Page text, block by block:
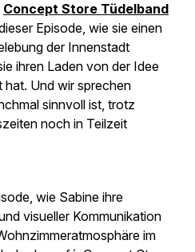
Concept Store Tüdelband
Episode, wie sie einen
der Innenstadt
ihren Laden von der Idee
hat. Und wir sprechen
sinnvoll ist, trotz
noch in Teilzeit
wie Sabine ihre
visueller Kommunikation
im